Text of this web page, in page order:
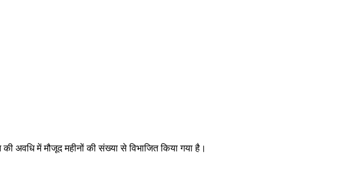
अवधि में मौजूद महीनों की संख्या से विभाजित किया गया है।